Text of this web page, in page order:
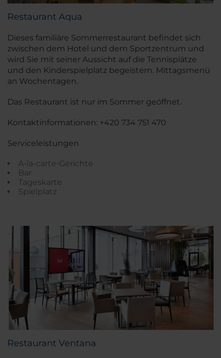
Restaurant Aqua
Dieses familiäre Sommerrestaurant befindet sich
zwischen dem Hotel und dem Sportzentrum und
wird Sie mit seiner Aussicht auf die Tennisplätze
und den Kinderspielplatz begeistern. Mittagsmenü
an Wochentagen.
Das Restaurant ist nur im Sommer geöffnet.
Kontaktinformationen: +420 734 751 470
Serviceleistungen
À-la-carte-Gerichte
Bar
Tageskarte
Spielplatz
Restaurant Ventana